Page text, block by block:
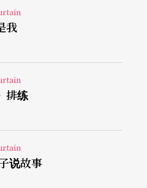
隔绝的小岛居民，尽管
上过著自给自足没有任
这个驾著汽艇的邮差，负
活用品，还关心所有人
，暗讽的寓言里却加入
。
熊奖的土耳其导演法
新作《切肤之歌》是他生
我
排练
说故事